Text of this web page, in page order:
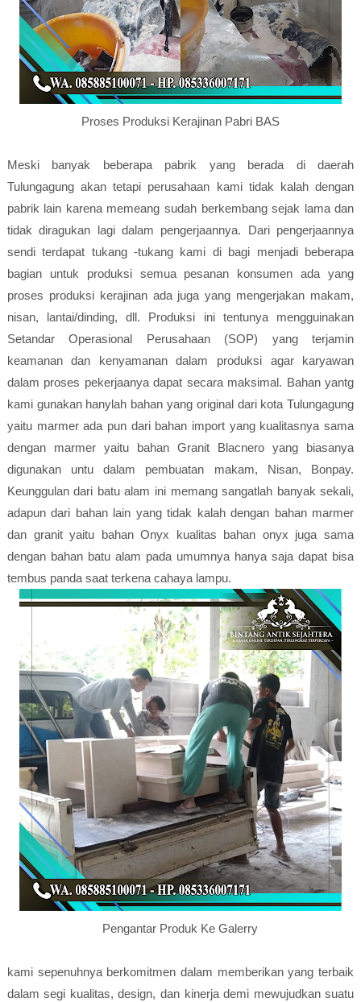
Proses Produksi Kerajinan Pabri BAS
Meski banyak beberapa pabrik yang berada di daerah
Tulungagung akan tetapi perusahaan kami tidak kalah dengan
pabrik lain karena memeang sudah berkembang sejak lama dan
tidak diragukan lagi dalam pengerjaannya. Dari pengerjaannya
sendi terdapat tukang -tukang kami di bagi menjadi beberapa
bagian untuk produksi semua pesanan konsumen ada yang
proses produksi kerajinan ada juga yang mengerjakan makam,
nisan, lantai/dinding, dll. Produksi ini tentunya mengguinakan
Setandar Operasional Perusahaan (SOP) yang terjamin
keamanan dan kenyamanan dalam produksi agar karyawan
dalam proses pekerjaanya dapat secara maksimal. Bahan yantg
kami gunakan hanylah bahan yang original dari kota Tulungagung
yaitu marmer ada pun dari bahan import yang kualitasnya sama
dengan marmer yaitu bahan Granit Blacnero yang biasanya
digunakan untu dalam pembuatan makam, Nisan, Bonpay.
Keunggulan dari batu alam ini memang sangatlah banyak sekali,
adapun dari bahan lain yang tidak kalah dengan bahan marmer
dan granit yaitu bahan Onyx kualitas bahan onyx juga sama
dengan bahan batu alam pada umumnya hanya saja dapat bisa
tembus panda saat terkena cahaya lampu.
Pengantar Produk Ke Galerry
kami sepenuhnya berkomitmen dalam memberikan yang terbaik
dalam segi kualitas, design, dan kinerja demi mewujudkan suatu